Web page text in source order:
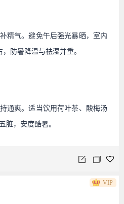
精气。避免午后强光暴晒，室内
防暑降温与祛湿并重。
通爽。适当饮用荷叶茶、酸梅汤
脏，安度酷暑。
VIP